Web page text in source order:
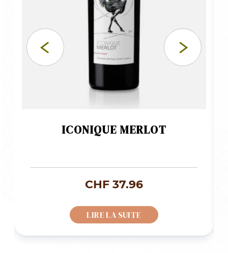
ICONIQUE MERLOT
CHF 37.96
LIRE LA SUITE